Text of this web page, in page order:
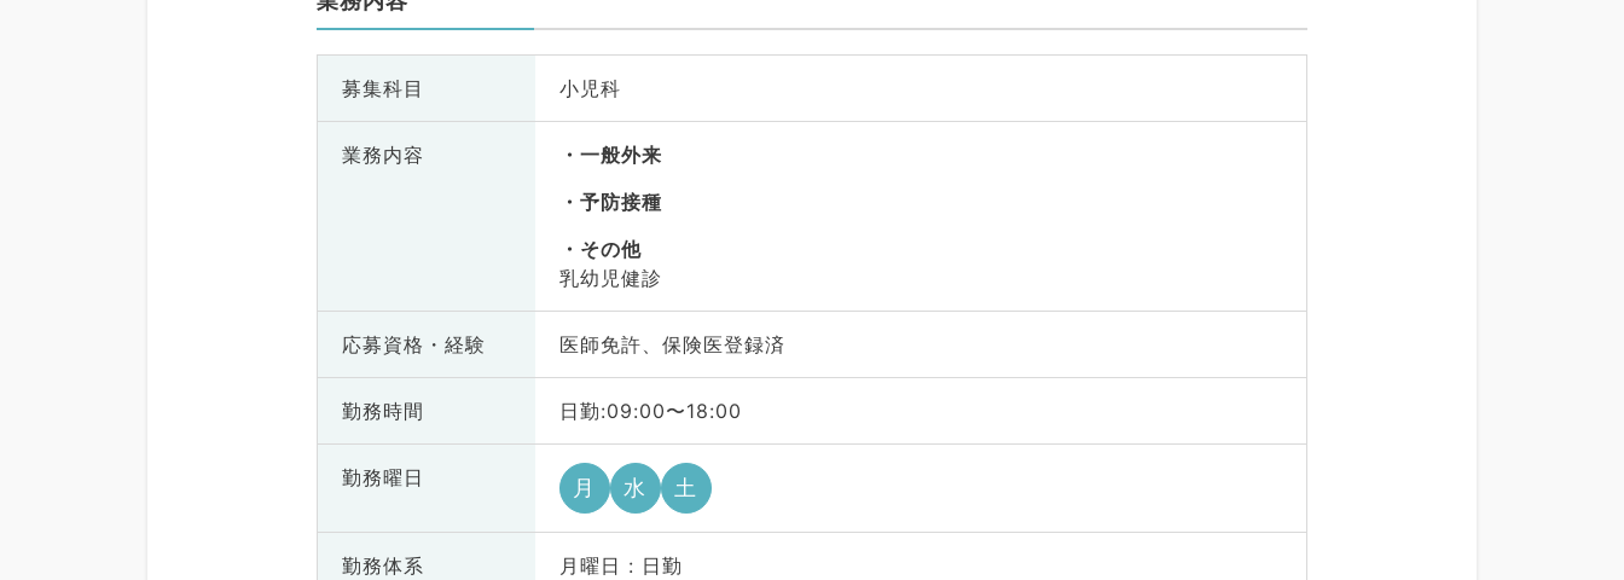
募集科目 小児科
業務内容
一般外来
予防接種
その他
乳幼児健診
応募資格・ 経験 医師免許、保険医登録済
勤務時間 日勤:09:00〜18:00
勤務曜日 月 水 土
勤務体系
月曜日 : 日勤